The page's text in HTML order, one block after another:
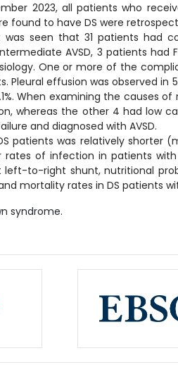
2023, all patients who
found to have DS were
seen that 31 patients had
AVSD, 3 patients had
One or more of the
Pleural effusion was observed
When examining the causes
whereas the other 4 had low
and diagnosed with AVSD.
patients was relatively shorter
of infection in patients
to-right shunt, nutritional
mortality rates in DS patients
syndrome.